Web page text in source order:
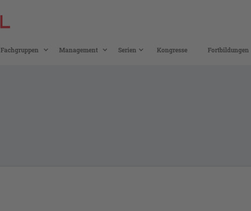
Fachgruppen Management Serien Kongresse Fortbildungen